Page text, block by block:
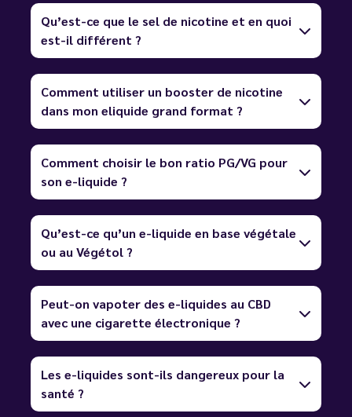
Qu’est-ce que le sel de nicotine et en quoi
est-il différent ?
Comment utiliser un booster de nicotine
dans mon eliquide grand format ?
Comment choisir le bon ratio PG/VG pour
son e-liquide ?
Qu’est-ce qu’un e-liquide en base végétale
ou au Végétol ?
Peut-on vapoter des e-liquides au CBD
avec une cigarette électronique ?
Les e-liquides sont-ils dangereux pour la
santé ?